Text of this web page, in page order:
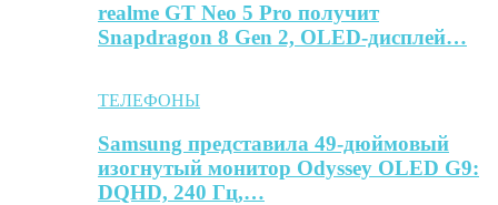
realme GT Neo 5 Pro получит
Snapdragon 8 Gen 2, OLED-дисплей…
ТЕЛЕФОНЫ
Samsung представила 49-дюймовый
изогнутый монитор Odyssey OLED G9:
DQHD, 240 Гц,…